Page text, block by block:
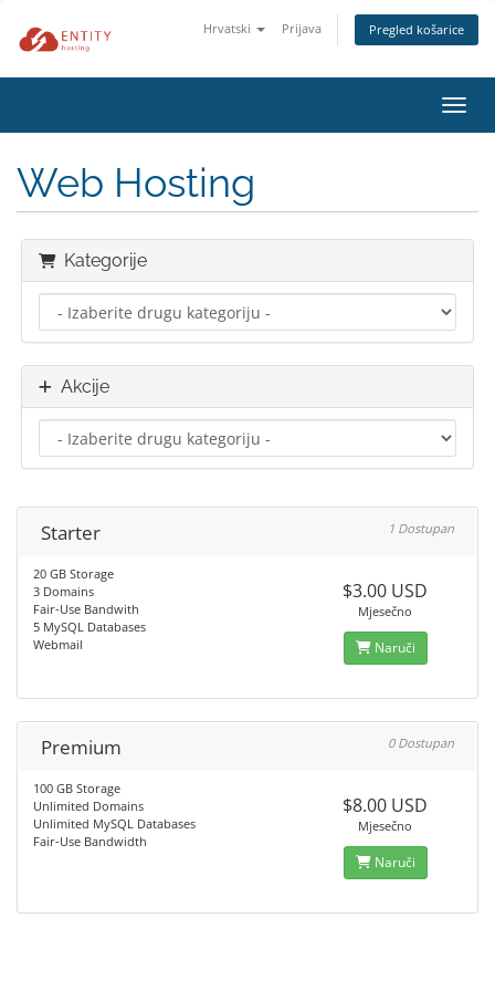
Hrvatski Prijava Pregled košarice
Web Hosting
Kategorije
Akcije
Starter 1 Dostupan
20 GB Storage
3 Domains
Fair-Use Bandwith
5 MySQL Databases
Webmail
$3.00 USD
Mjesečno
Naruči
Premium 0 Dostupan
100 GB Storage
Unlimited Domains
Unlimited MySQL Databases
Fair-Use Bandwidth
$8.00 USD
Mjesečno
Naruči